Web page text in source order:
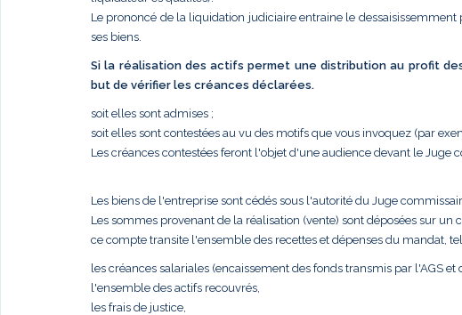
Le prononcé de la liquidation judiciaire entraine le
ses biens.
Si la réalisation des actifs permet une distribution au profit
but de vérifier les créances déclarées.
soit elles sont admises ;
soit elles sont contestées au vu des motifs que vous invoquez (par
Les créances contestées feront l'objet d'une audience devant le
Les biens de l'entreprise sont cédés sous l'autorité du Juge
Les sommes provenant de la réalisation (vente) sont déposées sur
ce compte transite l'ensemble des recettes et dépenses du mandat,
les créances salariales (encaissement des fonds transmis par l'AGS et
l'ensemble des actifs recouvrés,
les frais de justice,